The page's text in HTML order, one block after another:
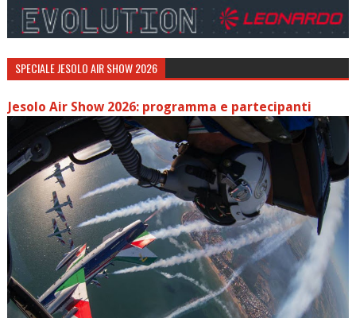
SPECIALE JESOLO AIR SHOW 2026
Jesolo Air Show 2026: programma e partecipanti